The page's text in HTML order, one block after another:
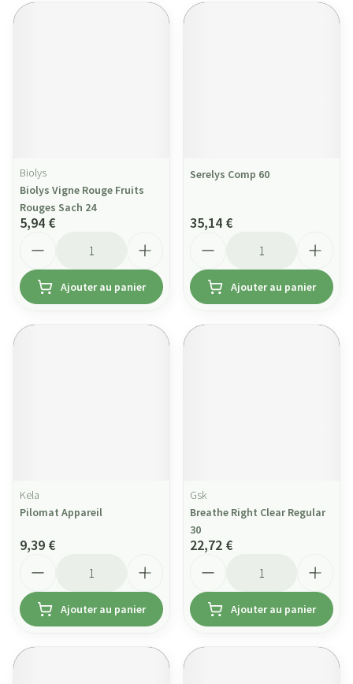
Biolys
Biolys Vigne Rouge Fruits
Rouges Sach 24
5,94 €
Ajouter au panier
Serelys Comp 60
35,14 €
Ajouter au panier
Kela
Pilomat Appareil
9,39 €
Ajouter au panier
Gsk
Breathe Right Clear Regular
30
22,72 €
Ajouter au panier